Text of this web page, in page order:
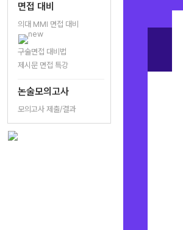
면접 대비
의대 MMI 면접 대비
구술면접 대비법
제시문 면접 특강
논술모의고사
모의고사 제출/결과